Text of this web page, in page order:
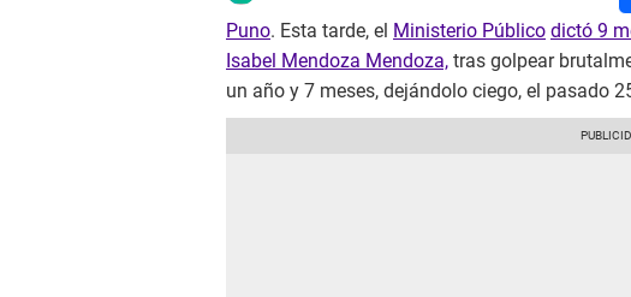
Puno. Esta tarde, el Ministerio Público dictó 9
Isabel Mendoza Mendoza, tras golpear
un año y 7 meses, dejándolo ciego, el pasado